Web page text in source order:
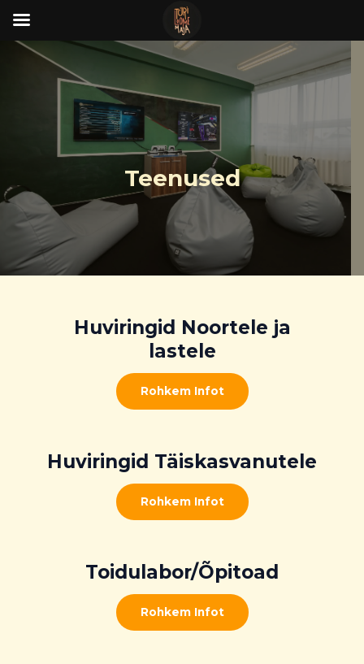
Skip
Teenused
Huviringid Noortele ja
lastele
Rohkem Infot
Huviringid Täiskasvanutele
Rohkem Infot
Toidulabor/Õpitoad
Rohkem Infot